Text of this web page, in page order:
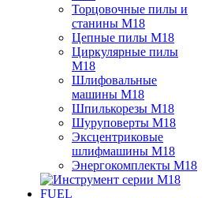
Торцовочные пилы и
станины M18
Цепные пилы M18
Циркулярные пилы
M18
Шлифовальные
машины M18
Шпилькорезы M18
Шуруповерты M18
Эксцентриковые
шлифмашины M18
Энергокомплекты M18